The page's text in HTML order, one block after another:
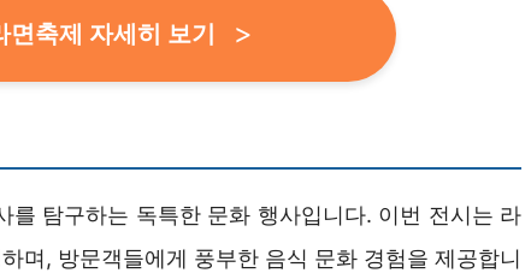
면축제 자세히 보기
를 탐구하는 독특한 문화 행사입니다. 이번 전시는 라
며, 방문객들에게 풍부한 음식 문화 경험을 제공합니